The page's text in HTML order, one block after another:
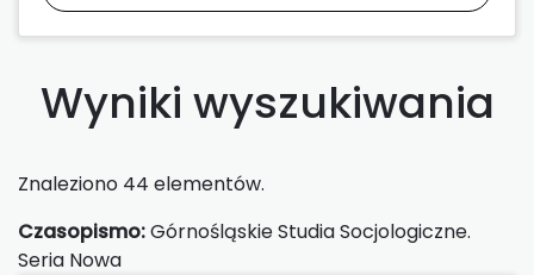
Wyniki wyszukiwania
Znaleziono 44 elementów.
Czasopismo:Górnośląskie Studia Socjologiczne.
Seria Nowa